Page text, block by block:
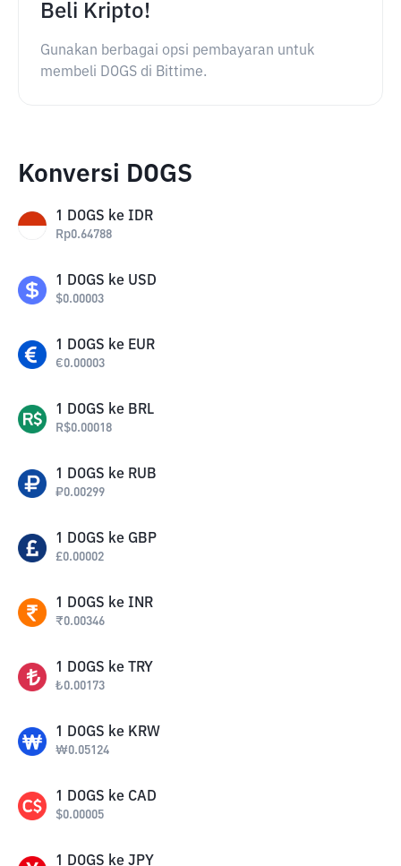
Beli Kripto!
Gunakan berbagai opsi pembayaran untuk
membeli DOGS di Bittime.
Konversi DOGS
1 DOGS ke IDR
Rp0.64788
1 DOGS ke USD
$0.00003
1 DOGS ke EUR
€0.00003
1 DOGS ke BRL
R$0.00018
1 DOGS ke RUB
₽0.00299
1 DOGS ke GBP
£0.00002
1 DOGS ke INR
₹0.00346
1 DOGS ke TRY
₺0.00173
1 DOGS ke KRW
₩0.05124
1 DOGS ke CAD
$0.00005
1 DOGS ke JPY